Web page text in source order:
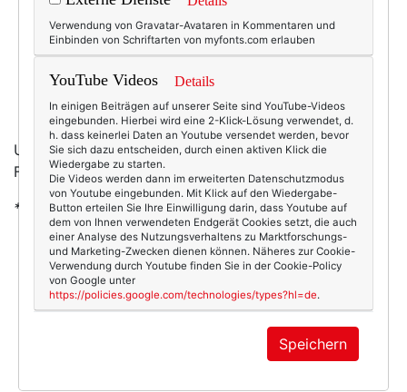
Collier von Max & Co.*, gesehen bei Engelhorn.
Und das Praktische: Bei diesem Collier dauert der
Frühling ewig! Wenn das mal kein Argument ist.
*Affiliate-Link
4743
1
modeschmuck,schmuck
Verwendung von Gravatar-Avataren in Kommentaren und
Einbinden von Schriftarten von myfonts.com erlauben
YouTube Videos Details
In einigen Beiträgen auf unserer Seite sind YouTube-Videos
eingebunden. Hierbei wird eine 2-Klick-Lösung verwendet, d.
h. dass keinerlei Daten an Youtube versendet werden, bevor
Sie sich dazu entscheiden, durch einen aktiven Klick die
Wiedergabe zu starten.
Die Videos werden dann im erweiterten Datenschutzmodus
von Youtube eingebunden. Mit Klick auf den Wiedergabe-
Button erteilen Sie Ihre Einwilligung darin, dass Youtube auf
dem von Ihnen verwendeten Endgerät Cookies setzt, die auch
einer Analyse des Nutzungsverhaltens zu Marktforschungs-
und Marketing-Zwecken dienen können. Näheres zur Cookie-
Verwendung durch Youtube finden Sie in der Cookie-Policy
von Google unter
https://policies.google.com/technologies/types?hl=de.
Speichern